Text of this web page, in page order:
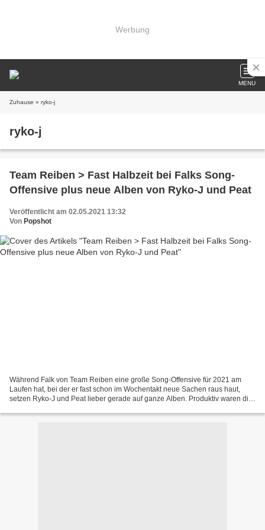
Werbung
MENU
Zuhause » ryko-j
ryko-j
Team Reiben > Fast Halbzeit bei Falks Song-
Offensive plus neue Alben von Ryko-J und Peat
Veröffentlicht am 02.05.2021 13:32
Von Popshot
Während Falk von Team Reiben eine große Song-Offensive für 2021 am
Laufen hat, bei der er fast schon im Wochentakt neue Sachen raus haut,
setzen Ryko-J und Peat lieber gerade auf ganze Alben. Produktiv waren die